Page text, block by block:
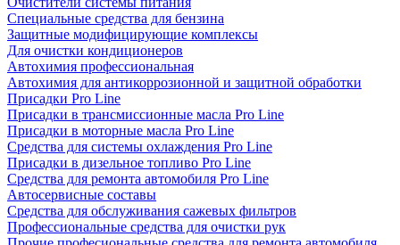
Специальные срeдства для бензина
Защитные модифицирующие комплексы
Для очистки кондиционеров
Автохимия профессиональная
Автохимия для антикоррозионной и защитной обработки
Присадки Pro Line
Присадки в трансмиссионные масла Pro Line
Присадки в моторные масла Pro Line
Средства для системы охлаждения Pro Line
Присадки в дизельное топливо Pro Line
Средства для ремонта автомобиля Pro Line
Автосервисные составы
Средства для обслуживания сажевых фильтров
Профессиональные средства для очистки рук